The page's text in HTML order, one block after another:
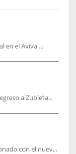
en el Aviva ...
a Zubieta...
con el nuev...